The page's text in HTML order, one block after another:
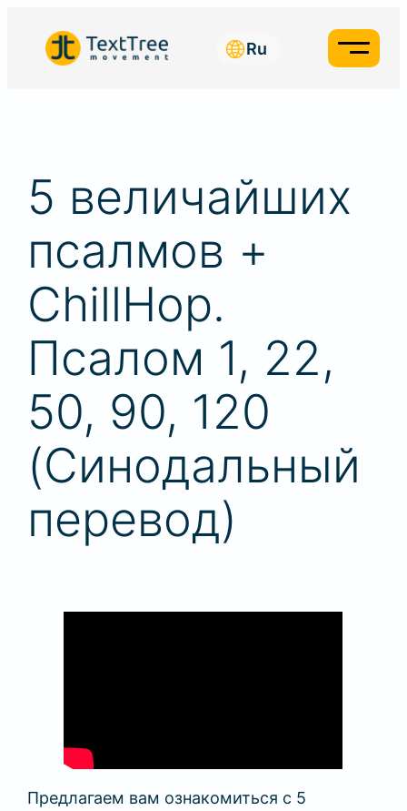
Ru
5 величайших
псалмов +
ChillHop.
Псалом 1, 22,
50, 90, 120
(Синодальный
перевод)
Предлагаем вам ознакомиться с 5